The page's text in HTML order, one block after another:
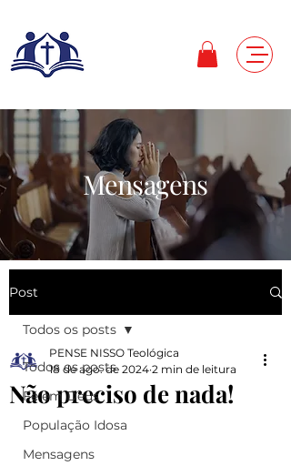
Mensagens
Post
Todos os posts
Fé em Deus
População Idosa
Mensagens
Todos os posts
Não preciso de nada!
PENSE NISSO Teológica
18 de ago. de 2024 2 min de leitura